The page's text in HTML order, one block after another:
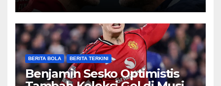
BERITA BOLA BERITA TERKINI
Benjamin Sesko Optimistis